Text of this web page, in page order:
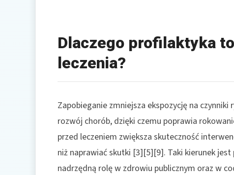
Dlaczego profilaktyka
leczenia?
Zapobieganie zmniejsza ekspozycję na
rozwój chorób, dzięki czemu poprawia
przed leczeniem zwiększa skuteczność
niż naprawiać skutki [3][5][9]. Taki kierunek
nadrzędną rolę w zdrowiu publicznym oraz w